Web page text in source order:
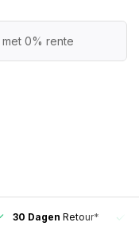
met 0% rente
30 Dagen Retour*